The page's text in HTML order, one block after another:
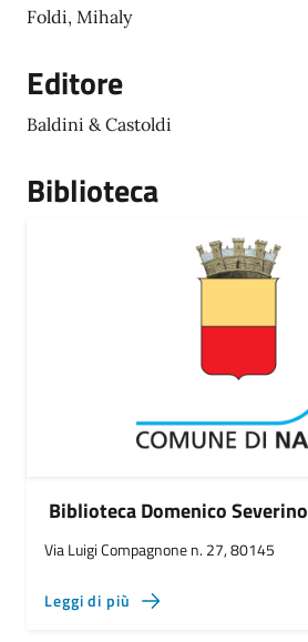
Foldi, Mihaly
Editore
Baldini & Castoldi
Biblioteca
Biblioteca Domenico Severino
Via Luigi Compagnone n. 27, 80145
Leggi di più